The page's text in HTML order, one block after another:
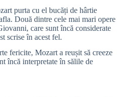
purta cu el bucăți de hârtie
Două dintre cele mai mari opere
care sunt încă considerate
scrise în acest fel.
fericite, Mozart a reușit să creeze
încă interpretate în sălile de